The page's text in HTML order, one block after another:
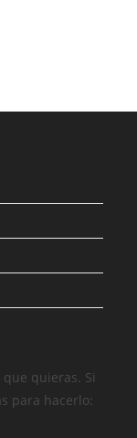
quieras. Si
para hacerlo: